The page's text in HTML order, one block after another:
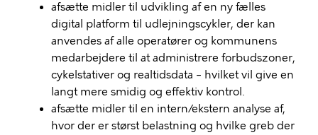
afsætte midler til udvikling af en ny fælles
digital platform til udlejningscykler, der kan
anvendes af alle operatører og kommunens
medarbejdere til at administrere forbudszoner,
cykelstativer og realtidsdata – hvilket vil give en
langt mere smidig og effektiv kontrol.
afsætte midler til en intern/ekstern analyse af,
hvor der er størst belastning og hvilke greb der